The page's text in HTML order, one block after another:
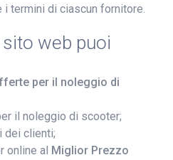
i termini di ciascun fornitore.
web puoi
per il noleggio di
il noleggio di scooter;
dei clienti;
online al Miglior Prezzo